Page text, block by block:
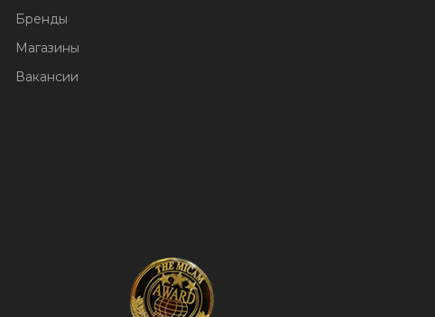
Бренды
Магазины
Вакансии